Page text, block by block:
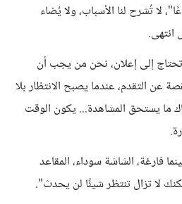
لا تُشرح لنا الأسباب، ولا يُضاء
انتهى.
تحتاج إلى إعلان، نحن من يجب أن
عن التقدم، عندما يصبح الانتظار بلا
ما يستحق المشاهدة... يكون الوقت
فارغة، الشاشة سوداء، المقاعد
لا تزال تنتظر شيئًا لن يحدث".